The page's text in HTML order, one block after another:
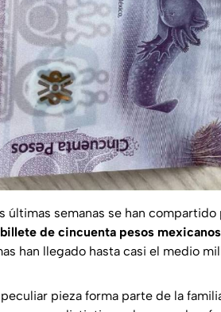
últimas semanas se han
billete de cincuenta pesos
han llegado hasta casi el medio
pieza forma parte de la